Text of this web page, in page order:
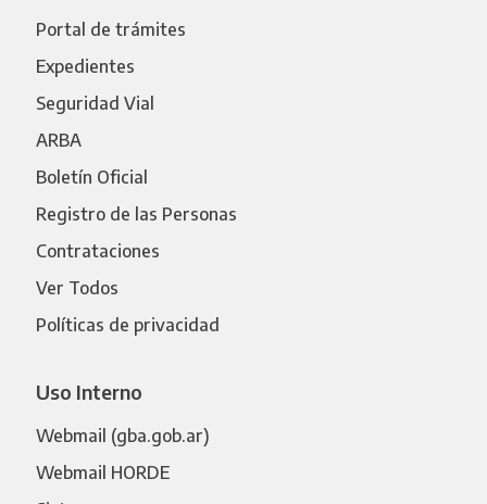
Portal de trámites
Expedientes
Seguridad Vial
ARBA
Boletín Oficial
Registro de las Personas
Contrataciones
Ver Todos
Políticas de privacidad
Uso Interno
Webmail (gba.gob.ar)
Webmail HORDE